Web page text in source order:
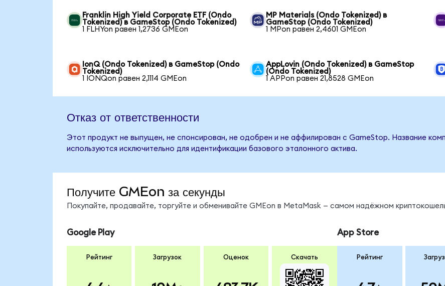
Franklin High Yield Corporate ETF (Ondo
Tokenized) в GameStop (Ondo Tokenized)
1 FLHYon равен 1,2736 GMEon
MP Materials (Ondo Tokenized) в
GameStop (Ondo Tokenized)
1 MPon равен 2,4601 GMEon
IonQ (Ondo Tokenized) в GameStop (Ondo
Tokenized)
1 IONQon равен 2,1114 GMEon
AppLovin (Ondo Tokenized) в GameStop
(Ondo Tokenized)
1 APPon равен 21,8528 GMEon
Отказ от ответственности
Этот продукт не выпущен, не спонсирован, не одобрен и не аффилирован с GameStop. Название
используются исключительно для идентификации базового эталонного актива.
Получите GMEon за секунды
Покупайте, продавайте, торгуйте и обменивайте GMEon в MetaMask — самом надёжном
Google Play
Рейтинг Загрузок Оценок Скачать
App Store
Рейтинг